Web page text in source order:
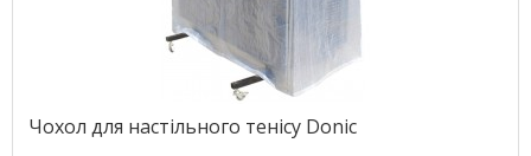
Чохол для настільного тенісу Donic